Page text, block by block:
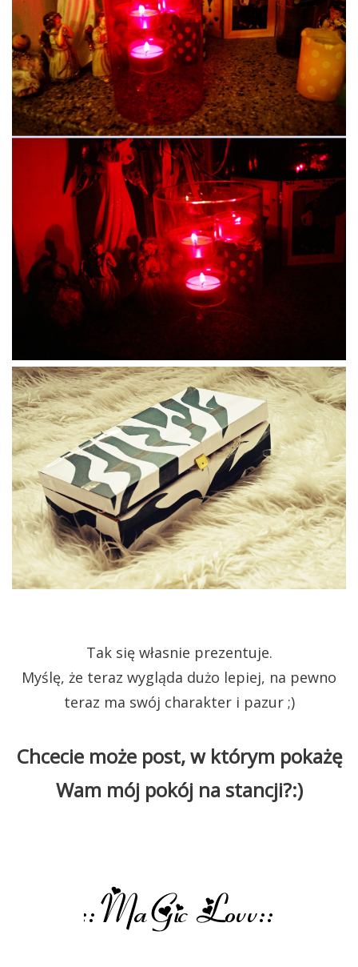
Tak się własnie prezentuje.
Myślę, że teraz wygląda dużo lepiej, na pewno
teraz ma swój charakter i pazur ;)
Chcecie może post, w którym pokażę
Wam mój pokój na stancji?:)